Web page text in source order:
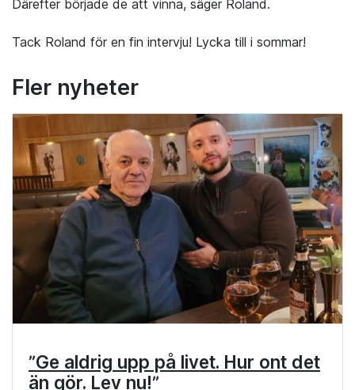
Därefter började de att vinna, säger Roland.
Tack Roland för en fin intervju! Lycka till i sommar!
Fler nyheter
”Ge aldrig upp på livet. Hur ont det
än gör. Lev nu!”